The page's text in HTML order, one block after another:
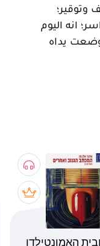
وتوقير؛
انه اليوم
يداه
الكتاب